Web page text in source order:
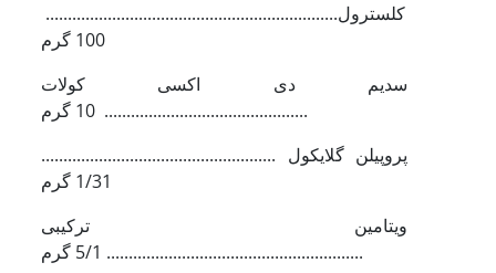
کلسترول..................................................................
100 گرم
سدیم دی اکسی کولات
.............................................. 10 گرم
پروپیلن گلایکول .....................................................
1/31 گرم
ویتامین ترکیبی
.......................................................... 5/1 گرم